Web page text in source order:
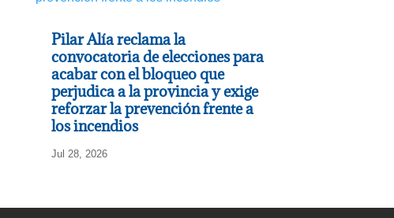
Pilar Alía reclama la
convocatoria de elecciones para
acabar con el bloqueo que
perjudica a la provincia y exige
reforzar la prevención frente a
los incendios
Jul 28, 2026